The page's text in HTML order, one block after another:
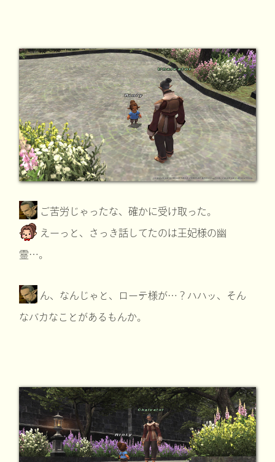
ご苦労じゃったな、確かに受け取った。
えーっと、さっき話してたのは王妃様の幽
霊…。
ん、なんじゃと、ローテ様が…？ハハッ、そん
なバカなことがあるもんか。